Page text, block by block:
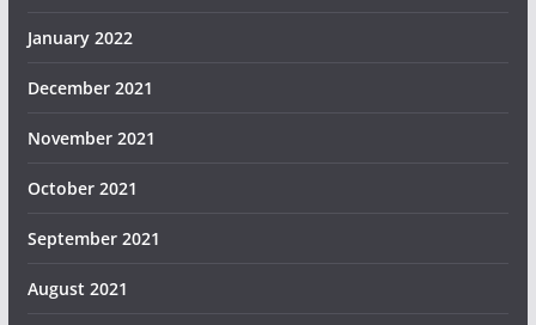
January 2022
December 2021
November 2021
October 2021
September 2021
August 2021